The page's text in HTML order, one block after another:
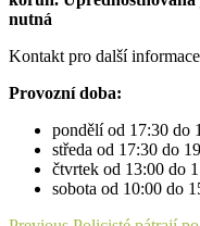
nutná
Kontakt pro další
Provozní doba:
pondělí od 17:30 do
středa od 17:30 do
čtvrtek od 13:00 do
sobota od 10:00 do